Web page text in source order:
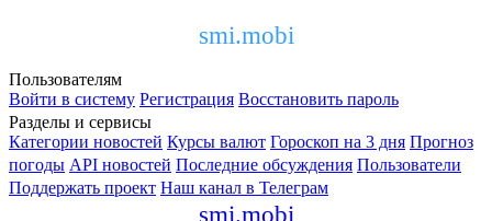
smi.mobi
Пользователям
Войти в систему Регистрация Восстановить пароль
Разделы и сервисы
Категории новостей Курсы валют Гороскоп на 3 дня Прогноз
погоды API новостей Последние обсуждения Пользователи
Поддержать проект Наш канал в Телеграм
smi.mobi